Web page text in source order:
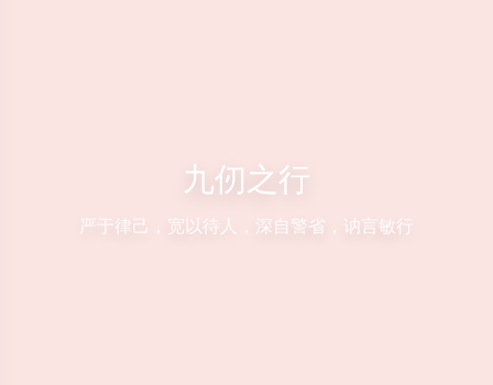
九仞之行
严于律己，宽以待人，深自警省，讷言敏行